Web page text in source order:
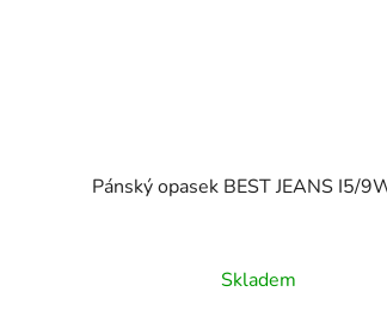
Pánský opasek BEST JEANS I5/
Skladem